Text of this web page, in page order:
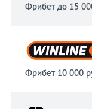
Фрибет до 15
Фрибет 10 000